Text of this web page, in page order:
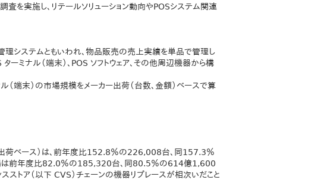
を実施し、リテールソリューション動向やPOSシステム関連
システムともいわれ、物品販売の売上実績を単品で管理し
ーミナル（端末）、POS ソフトウェア、その他周辺機器から構
端末）の市場規模をメーカー出荷（台数、金額）ベースで算
荷ベース）は、前年度比152.8％の226,008台、同157.3％
は前年度比82.0％の185,320台、同80.5％の614億1,600
トア（以下 CVS）チェーンの機器リプレースが相次いだこと